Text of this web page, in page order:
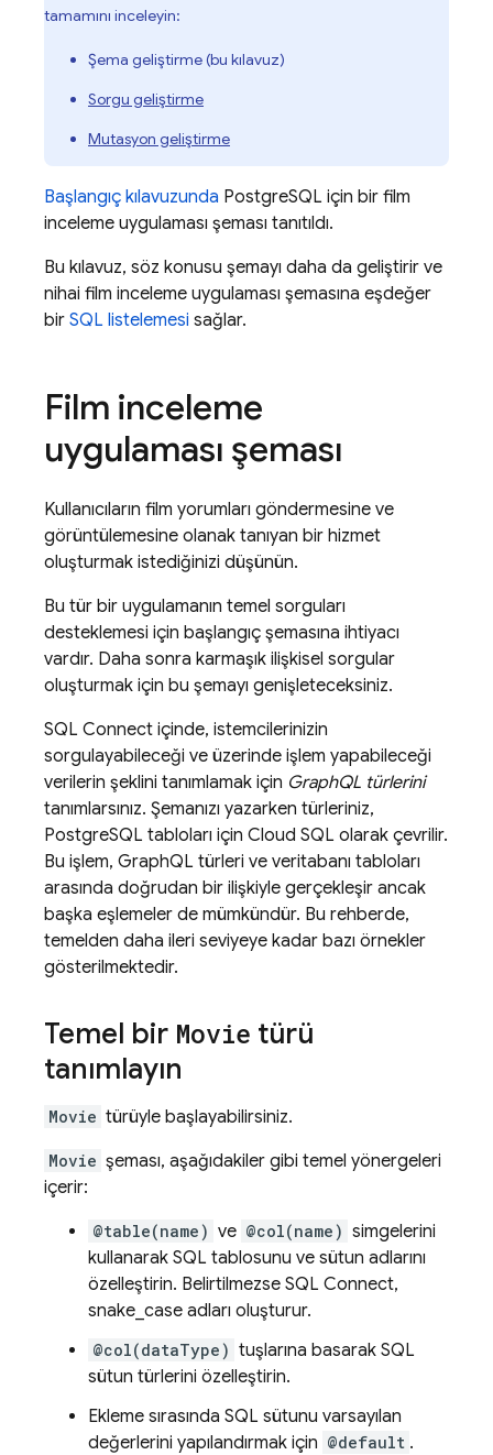
tamamını inceleyin:
Şema geliştirme (bu kılavuz)
Sorgu geliştirme
Mutasyon geliştirme
Başlangıç kılavuzunda PostgreSQL için bir film
inceleme uygulaması şeması tanıtıldı.
Bu kılavuz, söz konusu şemayı daha da geliştirir ve
nihai film inceleme uygulaması şemasına eşdeğer
bir SQL listelemesi sağlar.
Film inceleme
uygulaması şeması
Kullanıcıların film yorumları göndermesine ve
görüntülemesine olanak tanıyan bir hizmet
oluşturmak istediğinizi düşünün.
Bu tür bir uygulamanın temel sorguları
desteklemesi için başlangıç şemasına ihtiyacı
vardır. Daha sonra karmaşık ilişkisel sorgular
oluşturmak için bu şemayı genişleteceksiniz.
SQL Connect içinde, istemcilerinizin
sorgulayabileceği ve üzerinde işlem yapabileceği
verilerin şeklini tanımlamak için GraphQL türlerini
tanımlarsınız. Şemanızı yazarken türleriniz,
PostgreSQL tabloları için Cloud SQL olarak çevrilir.
Bu işlem, GraphQL türleri ve veritabanı tabloları
arasında doğrudan bir ilişkiyle gerçekleşir ancak
başka eşlemeler de mümkündür. Bu rehberde,
temelden daha ileri seviyeye kadar bazı örnekler
gösterilmektedir.
Temel bir Movie türü
tanımlayın
Movie türüyle başlayabilirsiniz.
Movie şeması, aşağıdakiler gibi temel yönergeleri
içerir:
@table(name) ve @col(name) simgelerini
kullanarak SQL tablosunu ve sütun adlarını
özelleştirin. Belirtilmezse SQL Connect,
snake_case adları oluşturur.
@col(dataType) tuşlarına basarak SQL
sütun türlerini özelleştirin.
Ekleme sırasında SQL sütunu varsayılan
değerlerini yapılandırmak için @default .